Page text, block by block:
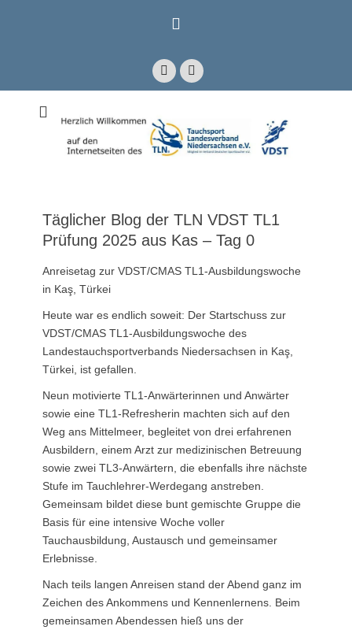
FacebookE-
Mail
Tauchsport
Landesverband
Täglicher Blog der TLN VDST TL1
Prüfung 2025 aus Kas – Tag 0
Anreisetag zur VDST/CMAS TL1-Ausbildungswoche
in Kaş, Türkei
Heute war es endlich soweit: Der Startschuss zur
VDST/CMAS TL1-Ausbildungswoche des
Landestauchsportverbands Niedersachsen in Kaş,
Türkei, ist gefallen.
Neun motivierte TL1-Anwärterinnen und Anwärter
sowie eine TL1-Refresherin machten sich auf den
Weg ans Mittelmeer, begleitet von drei erfahrenen
Ausbildern, einem Arzt zur medizinischen Betreuung
sowie zwei TL3-Anwärtern, die ebenfalls ihre nächste
Stufe im Tauchlehrer-Werdegang anstreben.
Gemeinsam bildet diese bunt gemischte Gruppe die
Basis für eine intensive Woche voller
Tauchausbildung, Austausch und gemeinsamer
Erlebnisse.
Nach teils langen Anreisen stand der Abend ganz im
Zeichen des Ankommens und Kennenlernens. Beim
gemeinsamen Abendessen hieß uns der